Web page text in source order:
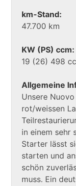
km-Stand:
47.700 km
KW (PS) ccm:
19 (26) 498
Allgemeine
Unsere
rot/weissen
in einem sehr
Starter lässt
starten und
schön
muss. Ein